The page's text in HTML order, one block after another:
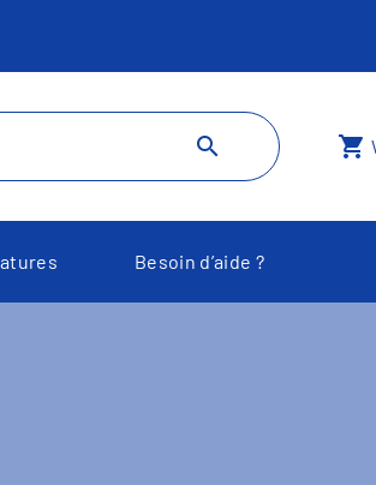
search shopping_cart
Besoin d’aide ?